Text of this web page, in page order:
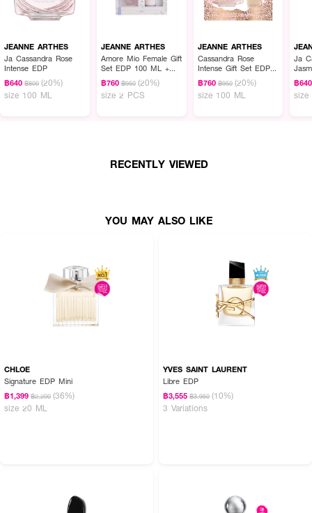
JEANNE ARTHES
Ja Cassandra Rose
Intense EDP
฿640 ฿800 (20%)
size 100 ML
JEANNE ARTHES
Amore Mio Female Gift
Set EDP 100 ML +
Body Lotion 200 ML
฿760 ฿950 (20%)
size 2 PCS
JEANNE ARTHES
Cassandra Rose
Intense Gift Set EDP+
Body Lotion Female
฿760 ฿950 (20%)
size 100 ML
Ja
฿640
size
RECENTLY VIEWED
YOU MAY ALSO LIKE
CHLOE
Signature EDP Mini
฿1,399 ฿2,200 (36%)
size 20 ML
YVES SAINT LAURENT
Libre EDP
฿3,555 ฿3,950 (10%)
3 Variations